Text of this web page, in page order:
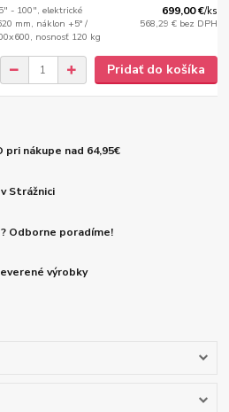
- 100", elektrické
mm, náklon +5° /
nosnosť 120 kg
699,00 €/ks
568,29 € bez DPH
Pridať do košíka
pri nákupe nad 64,95€
Strážnici
Odborne poradíme!
výrobky